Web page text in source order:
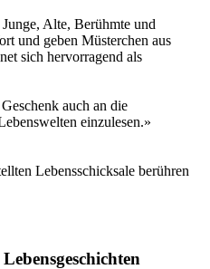
Alte, Berühmte und
und geben Müsterchen aus
sich hervorragend als
auch an die
einzulesen.»
Lebensschicksale berühren